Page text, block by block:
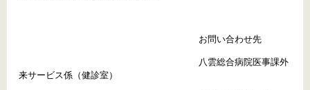
お問い合わせ先
八雲総合病院医事課外
来サービス係（健診室）